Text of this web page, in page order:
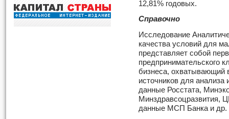
12,81% годовых.
Справочно
Исследование
качества условий для
представляет собой
предпринимательского
бизнеса, охватывающий
источников для анализа
данные Росстата,
Минздравсоцразвития,
данные МСП Банка и др.